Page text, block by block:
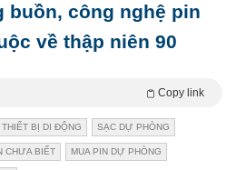
buồn, công nghệ pin
về thập niên 90
Copy link
THIẾT BỊ DI ĐỘNG SẠC DỰ PHÒNG
CHƯA BIẾT MUA PIN DỰ PHÒNG